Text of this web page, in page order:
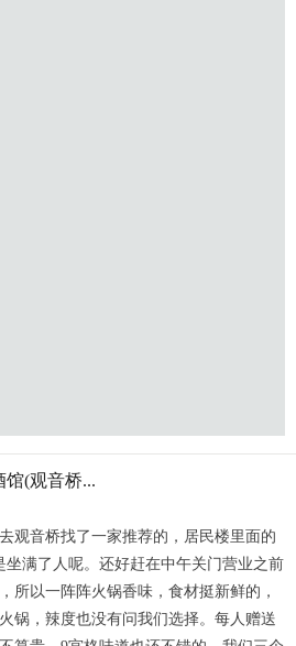
馆(观音桥...
观音桥找了一家推荐的，居民楼里面的
坐满了人呢。还好赶在中午关门营业之前
所以一阵阵火锅香味，食材挺新鲜的，
锅，辣度也没有问我们选择。每人赠送